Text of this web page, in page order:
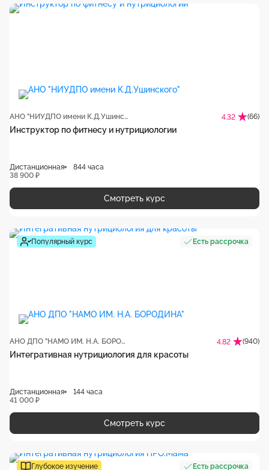
АНО "НИУДПО имени К.Д.Ушинского" 4.32 (66)
Инструктор по фитнесу и нутрициологии
Дистанционная
844 часа
38 900 ₽
Смотреть курс
Популярный курс Есть рассрочка
АНО ДПО "НАМО ИМ. Н.А. БОРОДИНА" 4.82 (940)
Интегративная нутрициология для красоты
Дистанционная
144 часа
41 000 ₽
Смотреть курс
Глубокое изучение Есть рассрочка